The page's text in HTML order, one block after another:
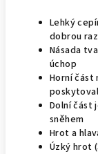
Lehký
dobrou
Násada
úchop
Horní část
Dolní část
sněhem
Hrot a
Úzký hrot